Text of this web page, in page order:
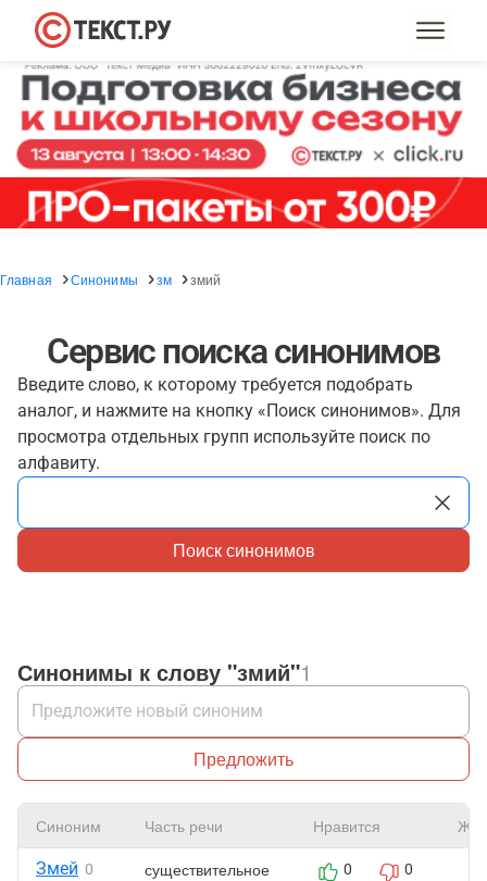
Главная Синонимы зм змий
Сервис поиска синонимов
Введите слово, к которому требуется подобрать
аналог, и нажмите на кнопку «Поиск синонимов». Для
просмотра отдельных групп используйте поиск по
алфавиту.
Поиск синонимов
Синонимы к слову "змий"1
Предложить
Синоним Часть речи Нравится
Змей 0 существительное 0 0